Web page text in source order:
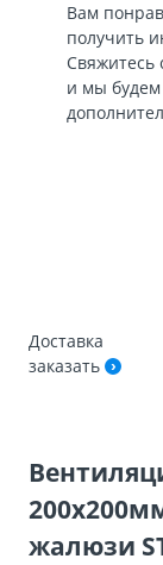
Вам
получить
Свяжитесь
и мы
Доставка
заказать
жалюзи